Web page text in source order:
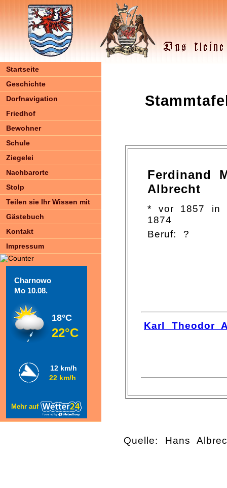
Startseite
Geschichte
Dorfnavigation
Friedhof
Bewohner
Schule
Ziegelei
Nachbarorte
Stolp
Teilen sie Ihr Wissen mit
Gästebuch
Kontakt
Impressum
Charnowo
Mo 10.08.
18°C
22°C
Mehr auf
12 km/h
22 km/h
Ferdinand
Albrecht
* vor 1857
1874
Beruf: ?
Karl Theodor
Quelle: Hans